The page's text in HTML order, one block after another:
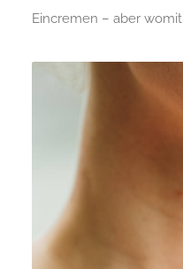
Eincremen – aber womit